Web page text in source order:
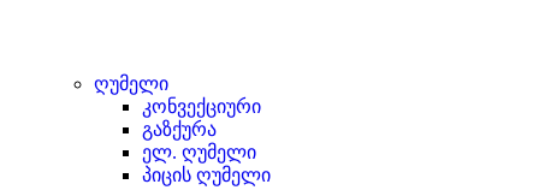
ღუმელი
კონვექციური
გაზქურა
ელ. ღუმელი
პიცის ღუმელი